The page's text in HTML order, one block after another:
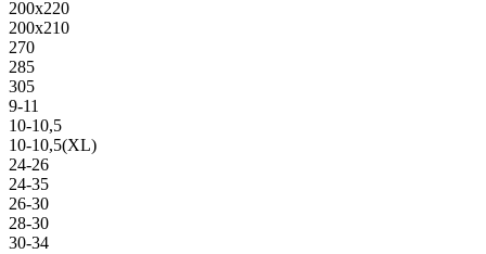
200х220
200х210
270
285
305
9-11
10-10,5
10-10,5(XL)
24-26
24-35
26-30
28-30
30-34